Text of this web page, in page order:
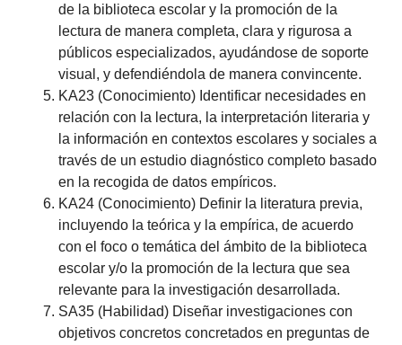
de la biblioteca escolar y la promoción de la
lectura de manera completa, clara y rigurosa a
públicos especializados, ayudándose de soporte
visual, y defendiéndola de manera convincente.
KA23 (Conocimiento) Identificar necesidades en
relación con la lectura, la interpretación literaria y
la información en contextos escolares y sociales a
través de un estudio diagnóstico completo basado
en la recogida de datos empíricos.
KA24 (Conocimiento) Definir la literatura previa,
incluyendo la teórica y la empírica, de acuerdo
con el foco o temática del ámbito de la biblioteca
escolar y/o la promoción de la lectura que sea
relevante para la investigación desarrollada.
SA35 (Habilidad) Diseñar investigaciones con
objetivos concretos concretados en preguntas de